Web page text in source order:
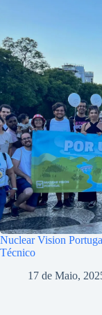
Nuclear Vision
Técnico
17 de Maio,